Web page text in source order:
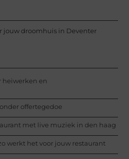
jouw droomhuis in Deventer
heiwerken en
offertegedoe
met live muziek in den haag
werkt het voor jouw restaurant